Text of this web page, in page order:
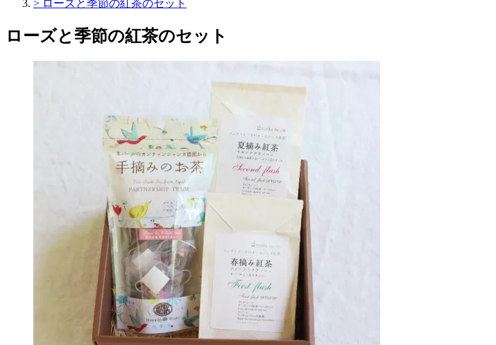
> ローズと季節の紅茶のセット
ローズと季節の紅茶のセット